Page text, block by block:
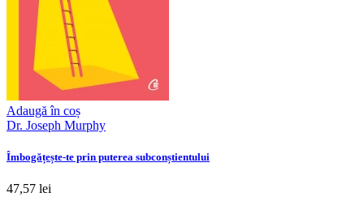
Adaugă în coș
Dr. Joseph Murphy
Îmbogățește-te prin puterea subconștientului
47,57 lei